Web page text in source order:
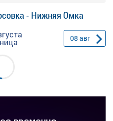
- Нижняя Омка
08 авг